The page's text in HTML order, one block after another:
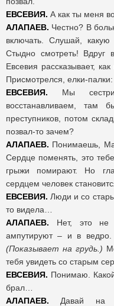
ЕВСЕВИЯ. А как ты меня
АЛАПАЕВ. Честно? В
включать. Слушай,
Стыдно смотреть! Вдруг
Евсевия рассказывает,
Присмотрелся, елки-
ЕВСЕВИЯ. Мы
восстанавливаем, там
преступников, потом
позвал-то зачем?
АЛАПАЕВ. Понимаешь,
Сердце поменять, это
грыжи помирают. Но
сердцем человек
ЕВСЕВИЯ. Люди и со
то видела…
АЛАПАЕВ. Нет, это не
ампутируют – и в
(Показывает на грудь.)
тебя увидеть со старым
ЕВСЕВИЯ. Понимаю.
брал…
АЛАПАЕВ. Давай на